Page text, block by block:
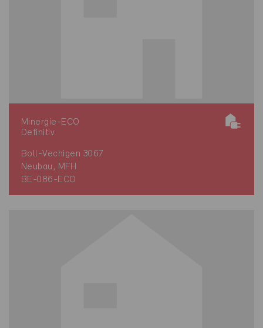
Minergie-ECO
Definitiv
Boll-Vechigen 3067
Neubau, MFH
BE-086-ECO